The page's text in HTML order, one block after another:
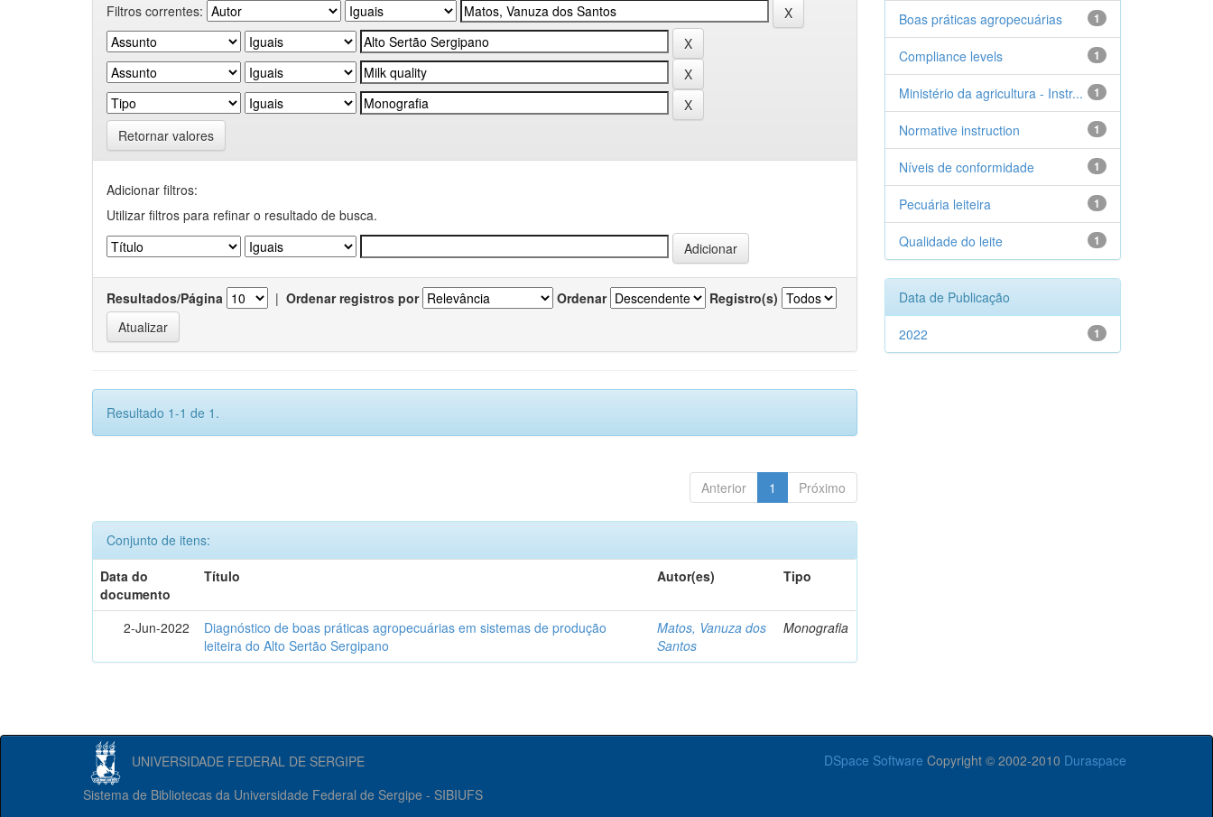
Filtros correntes:
Retornar valores
Adicionar filtros:
Utilizar filtros para refinar o resultado de busca.
Resultados/Página | Ordenar registros por Ordenar Registro(s)
Resultado 1-1 de 1.
Anterior 1 Próximo
Conjunto de itens:
Data do
documento
Título Autor(es) Tipo
2-Jun-2022
Diagnóstico de boas práticas agropecuárias em sistemas de produção
leiteira do Alto Sertão Sergipano
Matos, Vanuza dos
Santos
Monografia
1
Boas práticas agropecuárias
1
Compliance levels
1
Ministério da agricultura - Instr...
1
Normative instruction
1
Níveis de conformidade
1
Pecuária leiteira
1
Qualidade do leite
Data de Publicação
1
2022
UNIVERSIDADE FEDERAL DE SERGIPE DSpace Software Copyright © 2002-2010 Duraspace
Sistema de Bibliotecas da Universidade Federal de Sergipe - SIBIUFS